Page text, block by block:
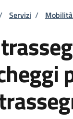
di
Servizi /